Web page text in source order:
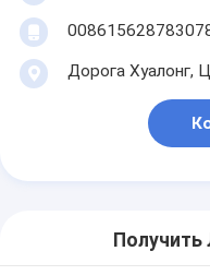
Дорога Хуалонг,